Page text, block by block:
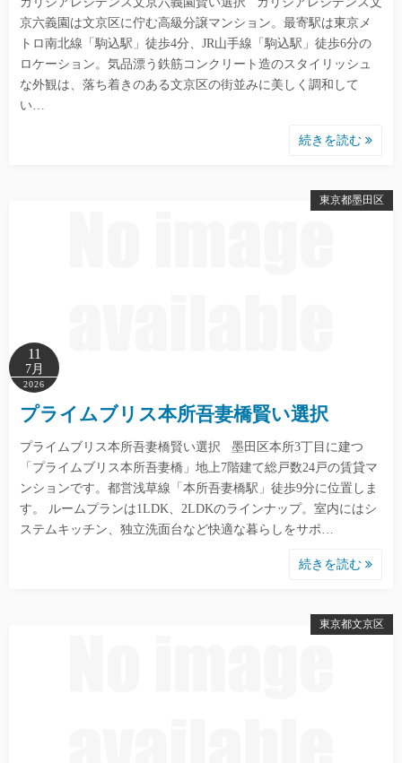
京六義園は文京区に佇む高級分譲マンション。最寄駅は東京メ
トロ南北線「駒込駅」徒歩4分、JR山手線「駒込駅」徒歩6分の
ロケーション。気品漂う鉄筋コンクリート造のスタイリッシュ
な外観は、落ち着きのある文京区の街並みに美しく調和して
い…
続きを読む
東京都墨田区
11
7月
2026
プライムブリス本所吾妻橋賢い選択
プライムブリス本所吾妻橋賢い選択 墨田区本所3丁目に建つ
「プライムブリス本所吾妻橋」地上7階建て総戸数24戸の賃貸マ
ンションです。都営浅草線「本所吾妻橋駅」徒歩9分に位置しま
す。 ルームプランは1LDK、2LDKのラインナップ。室内にはシ
ステムキッチン、独立洗面台など快適な暮らしをサポ…
続きを読む
東京都文京区